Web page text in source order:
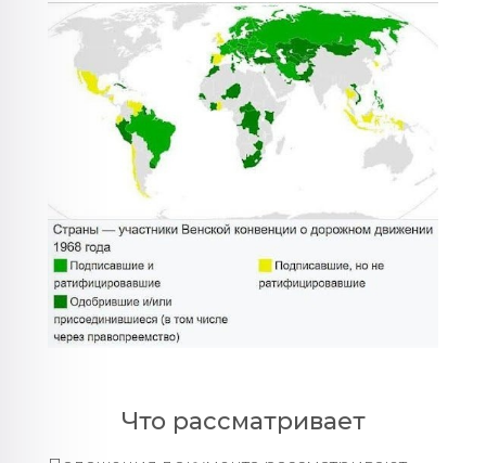
Что рассматривает